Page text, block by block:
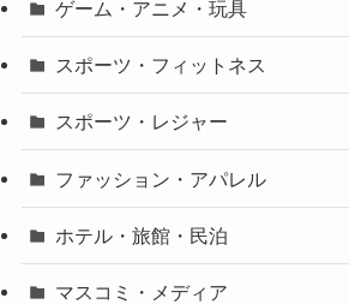
ゲーム・アニメ・玩具
スポーツ・フィットネス
スポーツ・レジャー
ファッション・アパレル
ホテル・旅館・民泊
マスコミ・メディア